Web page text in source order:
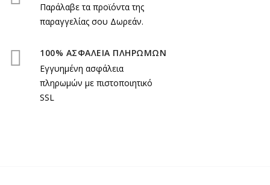
Παράλαβε τα προϊόντα της
παραγγελίας σου Δωρεάν.
100% ΑΣΦΑΛΕΙΑ ΠΛΗΡΩΜΩΝ
Εγγυημένη ασφάλεια
πληρωμών με πιστοποιητικό
SSL